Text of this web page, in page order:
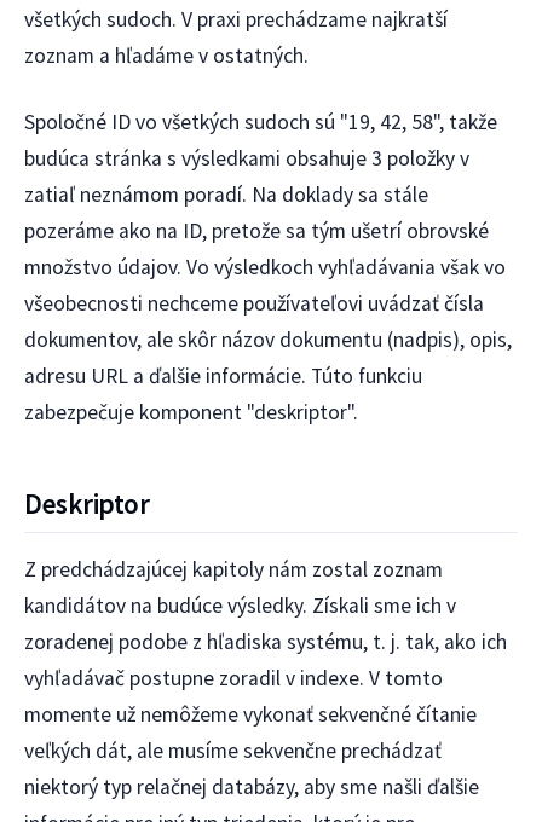
všetkých sudoch. V praxi prechádzame najkratší
zoznam a hľadáme v ostatných.
Spoločné ID vo všetkých sudoch sú "19, 42, 58", takže
budúca stránka s výsledkami obsahuje 3 položky v
zatiaľ neznámom poradí. Na doklady sa stále
pozeráme ako na ID, pretože sa tým ušetrí obrovské
množstvo údajov. Vo výsledkoch vyhľadávania však vo
všeobecnosti nechceme používateľovi uvádzať čísla
dokumentov, ale skôr názov dokumentu (nadpis), opis,
adresu URL a ďalšie informácie. Túto funkciu
zabezpečuje komponent "deskriptor".
Deskriptor
Z predchádzajúcej kapitoly nám zostal zoznam
kandidátov na budúce výsledky. Získali sme ich v
zoradenej podobe z hľadiska systému, t. j. tak, ako ich
vyhľadávač postupne zoradil v indexe. V tomto
momente už nemôžeme vykonať sekvenčné čítanie
veľkých dát, ale musíme sekvenčne prechádzať
niektorý typ relačnej databázy, aby sme našli ďalšie